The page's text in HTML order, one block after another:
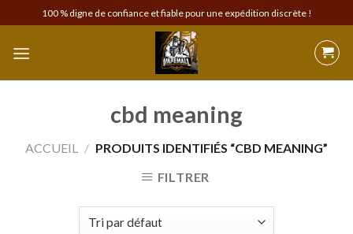
to
content
100 % digne de confiance et fiable pour une expédition discrète !
cbd meaning
ACCUEIL / PRODUITS IDENTIFIÉS “CBD MEANING”
FILTRER